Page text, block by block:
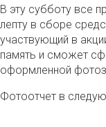
В эту субботу все
лепту в сборе
участвующий в
память и сможет
оформленной
Фотоотчет в